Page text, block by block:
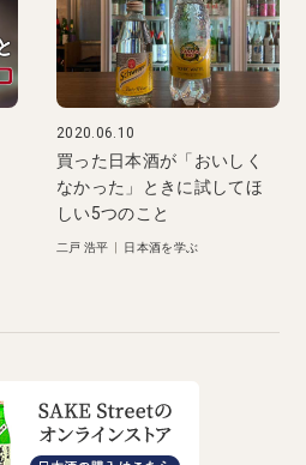
2020.06.10
買った日本酒が「おいしく
なかった」ときに試してほ
しい5つのこと
二戸 浩平 日本酒を学ぶ